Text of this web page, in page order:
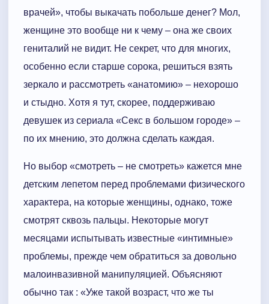
врачей», чтобы выкачать побольше денег? Мол,
женщине это вообще ни к чему – она же своих
гениталий не видит. Не секрет, что для многих,
особенно если старше сорока, решиться взять
зеркало и рассмотреть «анатомию» – нехорошо
и стыдно. Хотя я тут, скорее, поддерживаю
девушек из сериала «Секс в большом городе» –
по их мнению, это должна сделать каждая.
Но выбор «смотреть – не смотреть» кажется мне
детским лепетом перед проблемами физического
характера, на которые женщины, однако, тоже
смотрят сквозь пальцы. Некоторые могут
месяцами испытывать известные «интимные»
проблемы, прежде чем обратиться за довольно
малоинвазивной манипуляцией. Объясняют
обычно так : «Уже такой возраст, что же ты